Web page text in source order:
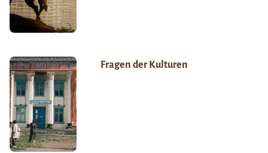
Fragen der Kulturen